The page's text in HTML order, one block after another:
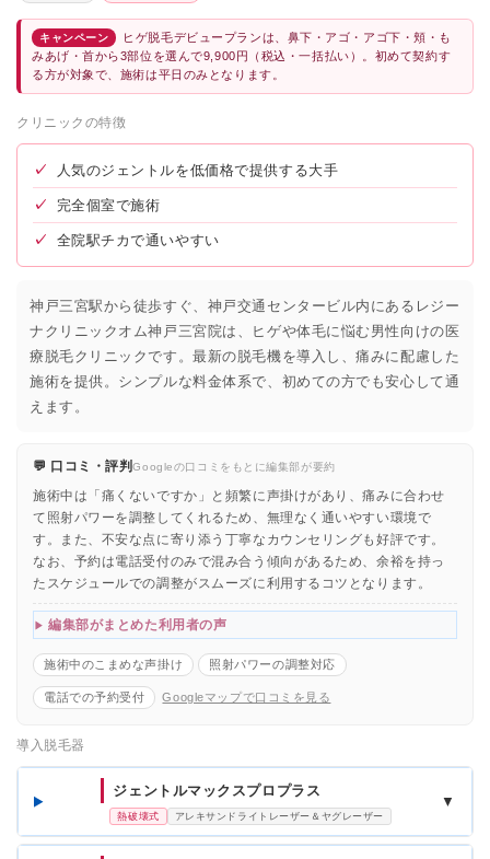
キャンペーン
ヒゲ脱毛デビュープランは、鼻下・アゴ・アゴ下・頬・も
みあげ・首から3部位を選んで9,900円（税込・一括払い）。初めて契約す
る方が対象で、施術は平日のみとなります。
クリニックの特徴
✓ 人気のジェントルを低価格で提供する大手
✓ 完全個室で施術
✓ 全院駅チカで通いやすい
神戸三宮駅から徒歩すぐ、神戸交通センタービル内にあるレジー
ナクリニックオム神戸三宮院は、ヒゲや体毛に悩む男性向けの医
療脱毛クリニックです。最新の脱毛機を導入し、痛みに配慮した
施術を提供。シンプルな料金体系で、初めての方でも安心して通
えます。
💬 口コミ・評判Googleの口コミをもとに編集部が要約
施術中は「痛くないですか」と頻繁に声掛けがあり、痛みに合わせ
て照射パワーを調整してくれるため、無理なく通いやすい環境で
す。また、不安な点に寄り添う丁寧なカウンセリングも好評です。
なお、予約は電話受付のみで混み合う傾向があるため、余裕を持っ
たスケジュールでの調整がスムーズに利用するコツとなります。
編集部がまとめた利用者の声
施術中のこまめな声掛け 照射パワーの調整対応
電話での予約受付 Googleマップで口コミを見る
導入脱毛器
ジェントルマックスプロプラス
熱破壊式 アレキサンドライトレーザー＆ヤグレーザー
▼